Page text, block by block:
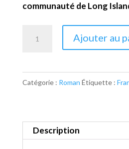
communauté de Long
des
fleaux
Ajouter au
Catégorie : Roman Étiquette :
Description